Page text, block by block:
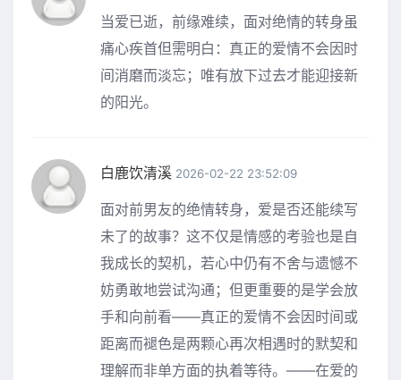
当爱已逝，前缘难续，面对绝情的转身虽
痛心疾首但需明白：真正的爱情不会因时
间消磨而淡忘；唯有放下过去才能迎接新
的阳光。
白鹿饮清溪2026-02-22 23:52:09
面对前男友的绝情转身，爱是否还能续写
未了的故事？这不仅是情感的考验也是自
我成长的契机，若心中仍有不舍与遗憾不
妨勇敢地尝试沟通；但更重要的是学会放
手和向前看——真正的爱情不会因时间或
距离而褪色是两颗心再次相遇时的默契和
理解而非单方面的执着等待。——在爱的